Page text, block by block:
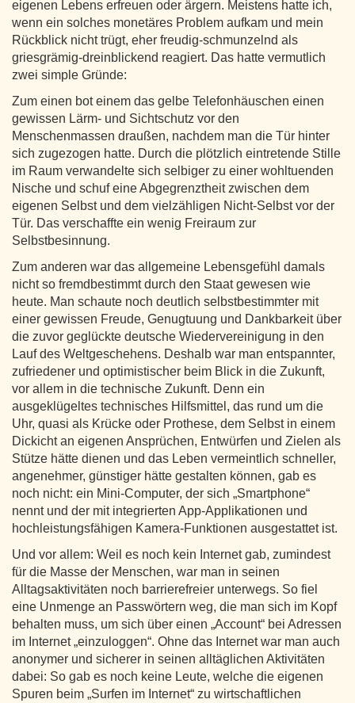
eigenen Lebens erfreuen oder ärgern. Meistens hatte ich,
wenn ein solches monetäres Problem aufkam und mein
Rückblick nicht trügt, eher freudig-schmunzelnd als
griesgrämig-dreinblickend reagiert. Das hatte vermutlich
zwei simple Gründe:
Zum einen bot einem das gelbe Telefonhäuschen einen
gewissen Lärm- und Sichtschutz vor den
Menschenmassen draußen, nachdem man die Tür hinter
sich zugezogen hatte. Durch die plötzlich eintretende Stille
im Raum verwandelte sich selbiger zu einer wohltuenden
Nische und schuf eine Abgegrenztheit zwischen dem
eigenen Selbst und dem vielzähligen Nicht-Selbst vor der
Tür. Das verschaffte ein wenig Freiraum zur
Selbstbesinnung.
Zum anderen war das allgemeine Lebensgefühl damals
nicht so fremdbestimmt durch den Staat gewesen wie
heute. Man schaute noch deutlich selbstbestimmter mit
einer gewissen Freude, Genugtuung und Dankbarkeit über
die zuvor geglückte deutsche Wiedervereinigung in den
Lauf des Weltgeschehens. Deshalb war man entspannter,
zufriedener und optimistischer beim Blick in die Zukunft,
vor allem in die technische Zukunft. Denn ein
ausgeklügeltes technisches Hilfsmittel, das rund um die
Uhr, quasi als Krücke oder Prothese, dem Selbst in einem
Dickicht an eigenen Ansprüchen, Entwürfen und Zielen als
Stütze hätte dienen und das Leben vermeintlich schneller,
angenehmer, günstiger hätte gestalten können, gab es
noch nicht: ein Mini-Computer, der sich „Smartphone“
nennt und der mit integrierten App-Applikationen und
hochleistungsfähigen Kamera-Funktionen ausgestattet ist.
Und vor allem: Weil es noch kein Internet gab, zumindest
für die Masse der Menschen, war man in seinen
Alltagsaktivitäten noch barrierefreier unterwegs. So fiel
eine Unmenge an Passwörtern weg, die man sich im Kopf
behalten muss, um sich über einen „Account“ bei Adressen
im Internet „einzuloggen“. Ohne das Internet war man auch
anonymer und sicherer in seinen alltäglichen Aktivitäten
dabei: So gab es noch keine Leute, welche die eigenen
Spuren beim „Surfen im Internet“ zu wirtschaftlichen